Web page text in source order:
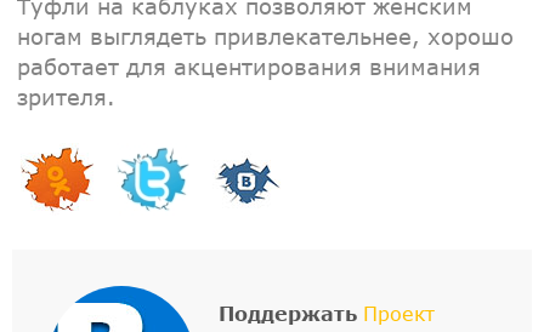
Туфли на каблуках позволяют женским
ногам выглядеть привлекательнее, хорошо
работает для акцентирования внимания
зрителя.
Поддержать Проект